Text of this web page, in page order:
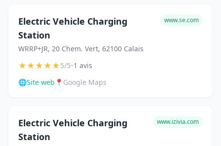
Electric Vehicle Charging
Station
WRRP+JR, 20 Chem. Vert, 62100 Calais
www.se.com
★★★★★5/5•1 avis
🌐Site web 📍 Google Maps
Electric Vehicle Charging
Station
www.izivia.com